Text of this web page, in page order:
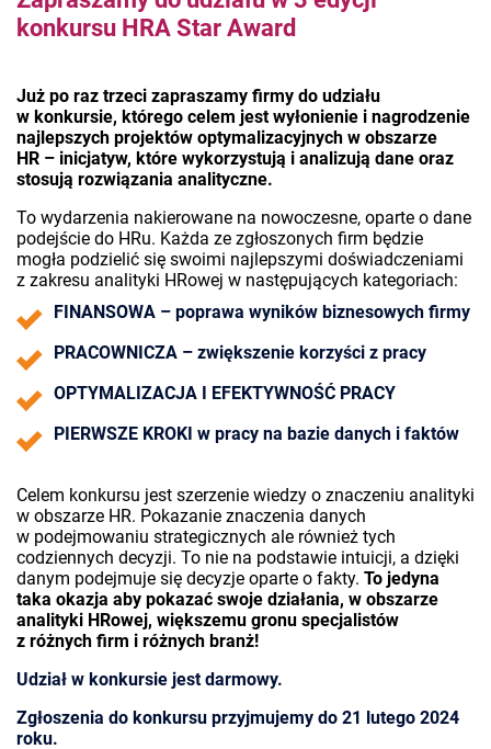
konkursu HRA Star Award
Już po raz trzeci zapraszamy firmy do udziału
w konkursie, którego celem jest wyłonienie i nagrodzenie
najlepszych projektów optymalizacyjnych w obszarze
HR – inicjatyw, które wykorzystują i analizują dane oraz
stosują rozwiązania analityczne.
To wydarzenia nakierowane na nowoczesne, oparte o dane
podejście do HRu. Każda ze zgłoszonych firm będzie
mogła podzielić się swoimi najlepszymi doświadczeniami
z zakresu analityki HRowej w następujących kategoriach:
FINANSOWA – poprawa wyników biznesowych firmy
PRACOWNICZA – zwiększenie korzyści z pracy
OPTYMALIZACJA I EFEKTYWNOŚĆ PRACY
PIERWSZE KROKI w pracy na bazie danych i faktów
Celem konkursu jest szerzenie wiedzy o znaczeniu analityki
w obszarze HR. Pokazanie znaczenia danych
w podejmowaniu strategicznych ale również tych
codziennych decyzji. To nie na podstawie intuicji, a dzięki
danym podejmuje się decyzje oparte o fakty. To jedyna
taka okazja aby pokazać swoje działania, w obszarze
analityki HRowej, większemu gronu specjalistów
z różnych firm i różnych branż!
Udział w konkursie jest darmowy.
Zgłoszenia do konkursu przyjmujemy do 21 lutego 2024
roku.